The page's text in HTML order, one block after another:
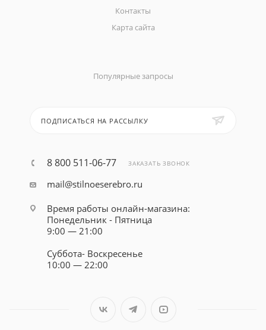
Контакты
Карта сайта
Популярные запросы
ПОДПИСАТЬСЯ НА РАССЫЛКУ
8 800 511-06-77 ЗАКАЗАТЬ ЗВОНОК
mail@stilnoeserebro.ru
Время работы онлайн-магазина:
Понедельник - Пятница
9:00 — 21:00
Суббота- Воскресенье
10:00 — 22:00